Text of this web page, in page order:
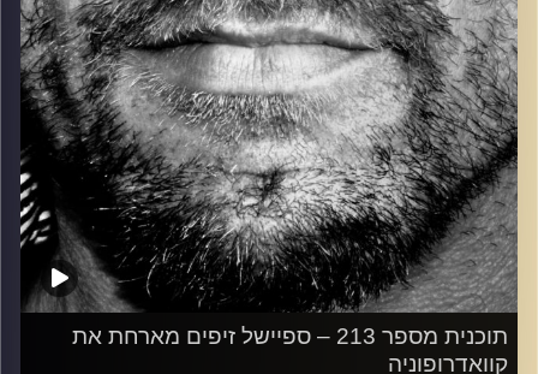
תוכנית מספר 213 – ספיישל זיפים מארחת את
קוואדרופוניה